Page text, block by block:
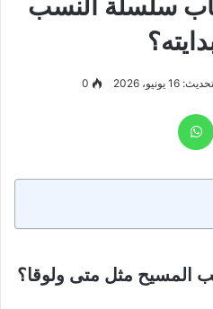
سلسلة النسب
يونيو، 2026 0
المسيح مثل متى ولوقا؟